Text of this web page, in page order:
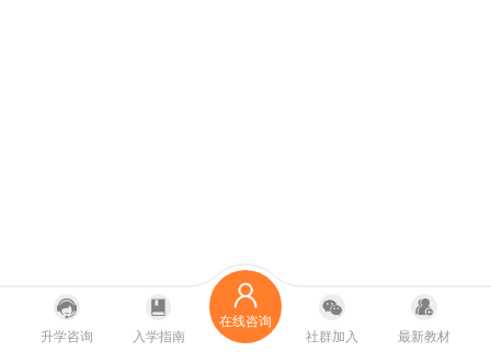
升学咨询 入学指南
在线咨询
社群加入
最新教材